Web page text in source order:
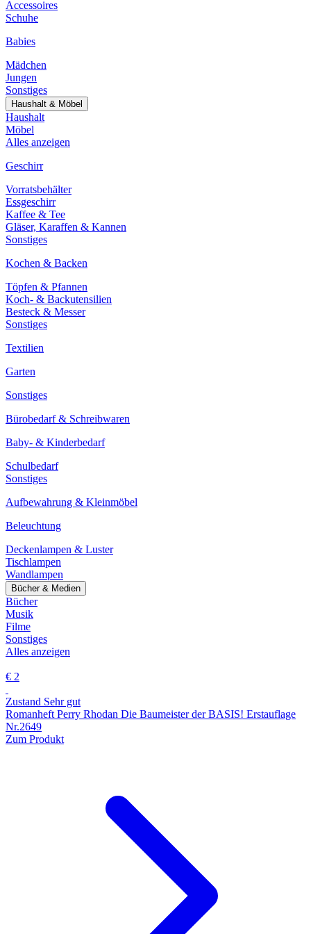
Accessoires
Schuhe
Babies
Mädchen
Jungen
Sonstiges
Haushalt & Möbel
Haushalt
Möbel
Alles anzeigen
Geschirr
Vorratsbehälter
Essgeschirr
Kaffee & Tee
Gläser, Karaffen & Kannen
Sonstiges
Kochen & Backen
Töpfen & Pfannen
Koch- & Backutensilien
Besteck & Messer
Sonstiges
Textilien
Garten
Sonstiges
Bürobedarf & Schreibwaren
Baby- & Kinderbedarf
Schulbedarf
Sonstiges
Aufbewahrung & Kleinmöbel
Beleuchtung
Deckenlampen & Luster
Tischlampen
Wandlampen
Bücher & Medien
Bücher
Musik
Filme
Sonstiges
Alles anzeigen
€ 2
Zustand Sehr gut
Romanheft Perry Rhodan Die Baumeister der BASIS! Erstauflage
Nr.2649
Zum Produkt